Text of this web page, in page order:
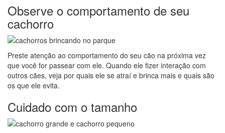
Observe o comportamento de seu
cachorro
Preste atenção ao comportamento do seu cão na próxima vez
que você for passear com ele. Quando ele fizer interação com
outros cães, veja por quais ele se atraí e brinca mais e quais são
os que ele evita.
Cuidado com o tamanho